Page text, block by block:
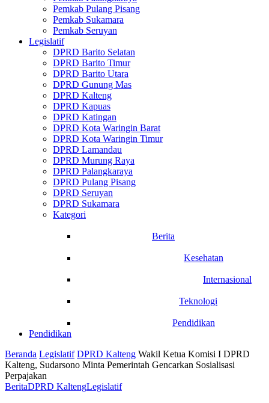
Pemkab Pulang Pisang
Pemkab Sukamara
Pemkab Seruyan
Legislatif
DPRD Barito Selatan
DPRD Barito Timur
DPRD Barito Utara
DPRD Gunung Mas
DPRD Kalteng
DPRD Kapuas
DPRD Katingan
DPRD Kota Waringin Barat
DPRD Kota Waringin Timur
DPRD Lamandau
DPRD Murung Raya
DPRD Palangkaraya
DPRD Pulang Pisang
DPRD Seruyan
DPRD Sukamara
Kategori
Berita
Kesehatan
Internasional
Teknologi
Pendidikan
Pendidikan
Beranda Legislatif DPRD Kalteng Wakil Ketua Komisi I DPRD
Kalteng, Sudarsono Minta Pemerintah Gencarkan Sosialisasi
Perpajakan
BeritaDPRD KaltengLegislatif